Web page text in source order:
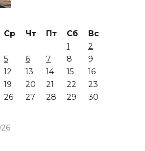
Ср Чт Пт Сб
Вс
1
2
5 6 7 8
9
12 13 14 15
16
19 20 21 22
23
26 27 28 29
30